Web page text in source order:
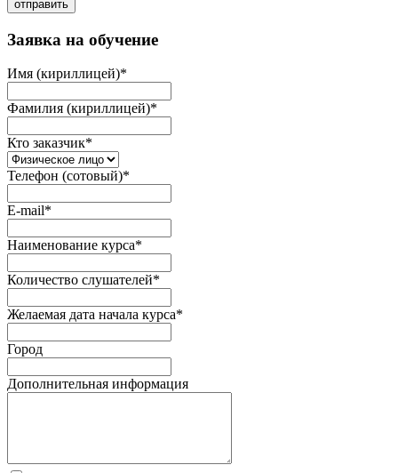
отправить
Заявка на обучение
Имя (кириллицей)*
Фамилия (кириллицей)*
Кто заказчик*
Телефон (сотовый)*
E-mail*
Наименование курса*
Количество слушателей*
Желаемая дата начала курса*
Город
Дополнительная информация